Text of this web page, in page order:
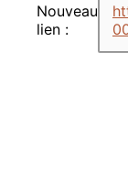
Nouveau
lien :